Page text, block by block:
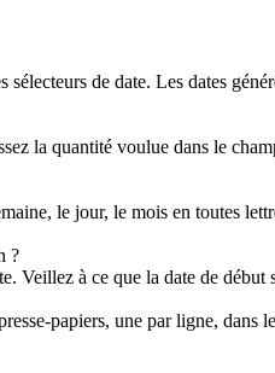
de date. Les dates
la quantité voulue dans le
le jour, le mois en toutes
?
Veillez à ce que la date de
papiers, une par ligne,